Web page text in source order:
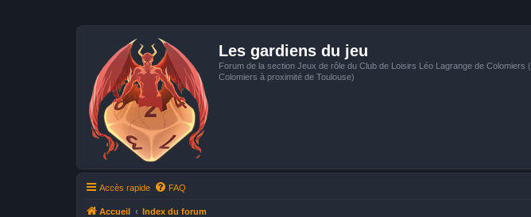
Les gardiens du jeu
Forum de la section Jeux de rôle du Club de Loisirs Léo Lagrange de Colomiers
Colomiers à proximité de Toulouse)
Accès rapide FAQ
Accueil Index du forum